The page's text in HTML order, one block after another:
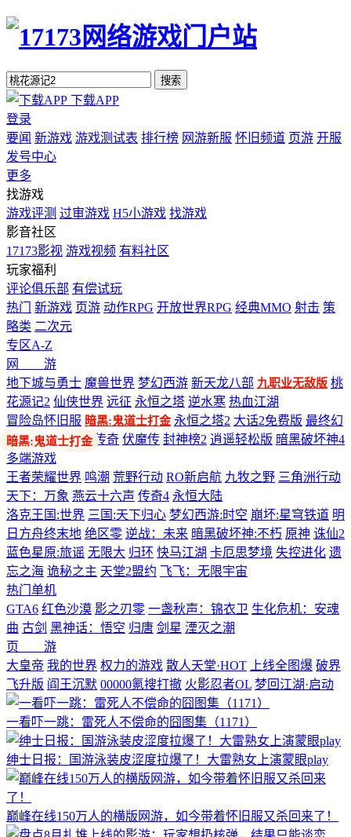
搜索
下载APP
登录
要闻 新游戏 游戏测试表 排行榜 网游新服 怀旧频道 页游 开服
发号中心
更多
找游戏
游戏评测 过审游戏 H5小游戏 找游戏
影音社区
17173影视 游戏视频 有料社区
玩家福利
评论俱乐部 有偿试玩
热门
新游戏 页游 动作RPG 开放世界RPG 经典MMO 射击 策
略类 二次元
专区A-Z
网 游
地下城与勇士 魔兽世界 梦幻西游 新天龙八部 九职业无敌版 桃
花源记2 仙侠世界 远征 永恒之塔 逆水寒 热血江湖
冒险岛怀旧服 暗黑:鬼道士打金 永恒之塔2 大话2免费版 最终幻
想14 剑网3 热血传奇 伏魔传 封神榜2 逍遥轻松版 暗黑破坏神4
多端游戏
王者荣耀世界 鸣潮 荒野行动 RO新启航 九牧之野 三角洲行动
天下：万象 燕云十六声 传奇4 永恒大陆
洛克王国:世界 三国:天下归心 梦幻西游:时空 崩坏:星穹铁道 明
日方舟终末地 绝区零 逆战：未来 暗黑破坏神:不朽 原神 诛仙2
蓝色星原:旅谣 无限大 归环 快马江湖 卡厄思梦境 失控进化 遗
忘之海 诡秘之主 天堂2盟约 飞飞：无限宇宙
热门单机
GTA6 红色沙漠 影之刃零 一盏秋声：锦衣卫 生化危机：安魂
曲 古剑 黑神话：悟空 归唐 剑星 湮灭之潮
页 游
大皇帝 我的世界 权力的游戏 散人天堂·HOT 上线全图爆 破界
飞升版 阎王沉默 00000氪搜打撤 火影忍者OL 梦回江湖·启动
一看吓一跳：雷死人不偿命的囧图集（1171）
绅士日报：国游泳装皮涩度拉爆了！大雷熟女上演蒙眼play
巅峰在线150万人的横版网游，如今带着怀旧服又杀回来了！